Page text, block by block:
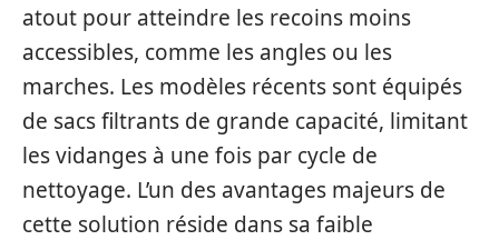
atout pour atteindre les recoins moins
accessibles, comme les angles ou les
marches. Les modèles récents sont équipés
de sacs filtrants de grande capacité, limitant
les vidanges à une fois par cycle de
nettoyage. L’un des avantages majeurs de
cette solution réside dans sa faible